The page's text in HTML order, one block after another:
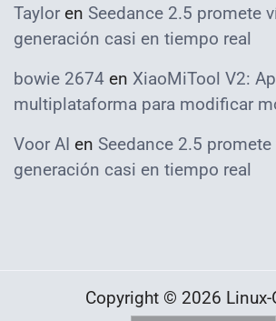
Taylor en Seedance 2.5 promete
generación casi en tiempo real
bowie 2674 en XiaoMiTool V2:
multiplataforma para modificar
Voor AI en Seedance 2.5
generación casi en tiempo real
Copyright © 2026 Linux-